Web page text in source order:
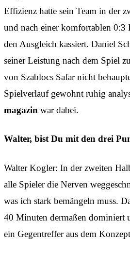
Effizienz hatte sein Team in der
und nach einer komfortablen 0:3
den Ausgleich kassiert. Daniel
seiner Leistung nach dem Spiel
von Szablocs Safar nicht
Spielverlauf gewohnt ruhig
magazin war dabei.
Walter, bist Du mit den drei
Walter Kogler: In der zweiten
alle Spieler die Nerven
was ich stark bemängeln muss.
40 Minuten dermaßen dominiert
ein Gegentreffer aus dem